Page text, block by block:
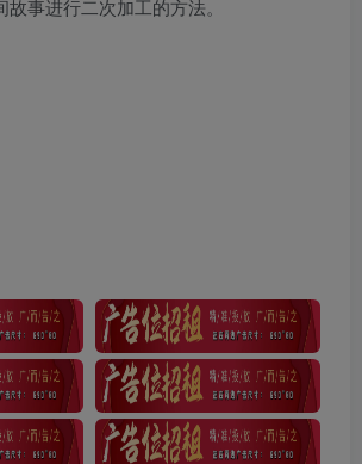
事进行二次加工的方法。